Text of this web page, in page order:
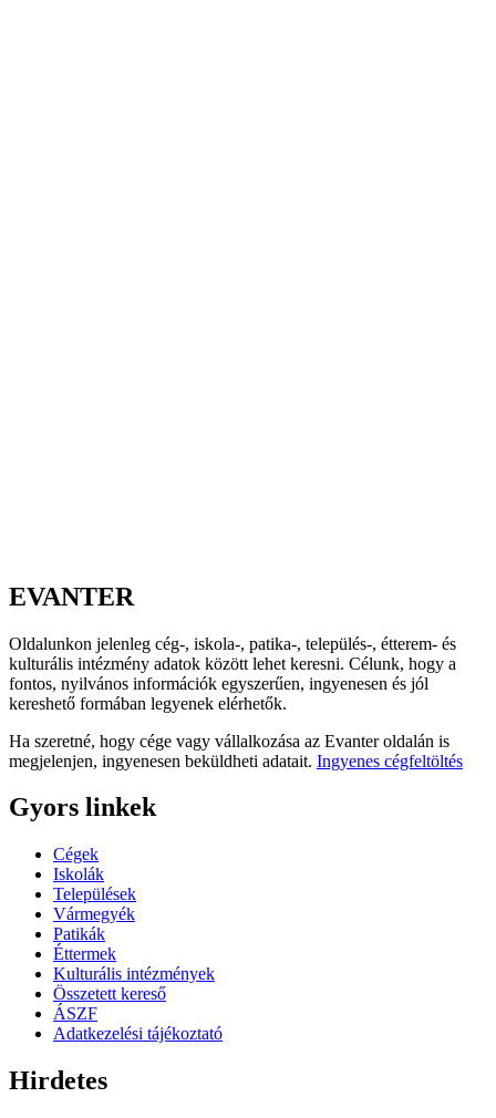
EVANTER
Oldalunkon jelenleg cég-, iskola-, patika-, település-, étterem- és
kulturális intézmény adatok között lehet keresni. Célunk, hogy a
fontos, nyilvános információk egyszerűen, ingyenesen és jól
kereshető formában legyenek elérhetők.
Ha szeretné, hogy cége vagy vállalkozása az Evanter oldalán is
megjelenjen, ingyenesen beküldheti adatait. Ingyenes cégfeltöltés
Gyors linkek
Cégek
Iskolák
Települések
Vármegyék
Patikák
Éttermek
Kulturális intézmények
Összetett kereső
ÁSZF
Adatkezelési tájékoztató
Hirdetes